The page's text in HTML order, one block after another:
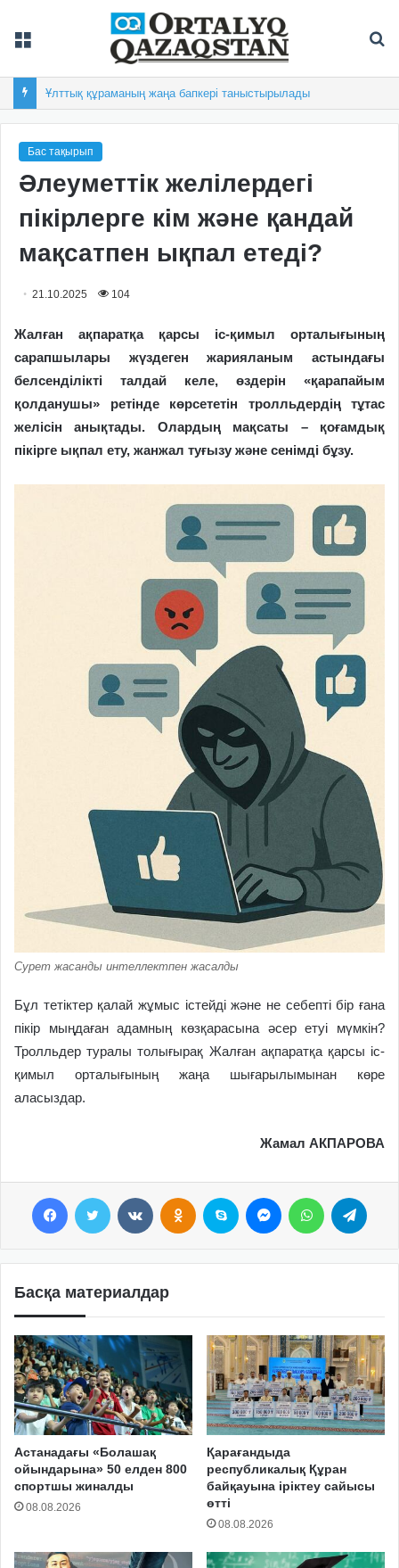
Ұлттық құраманың жаңа бапкері таныстырылады
Бас тақырып
Әлеуметтік желілердегі
пікірлерге кім және қандай
мақсатпен ықпал етеді?
21.10.2025 104
Жалған ақпаратқа қарсы іс-қимыл орталығының
сарапшылары жүздеген жарияланым астындағы
белсенділікті талдай келе, өздерін «қарапайым
қолданушы» ретінде көрсететін тролльдердің тұтас
желісін анықтады. Олардың мақсаты – қоғамдық
пікірге ықпал ету, жанжал туғызу және сенімді бұзу.
Сурет жасанды интеллектпен жасалды
Бұл тетіктер қалай жұмыс істейді және не себепті бір ғана
пікір мыңдаған адамның көзқарасына әсер етуі мүмкін?
Тролльдер туралы толығырақ Жалған ақпаратқа қарсы іс-
қимыл орталығының жаңа шығарылымынан көре
аласыздар.
Жамал АКПАРОВА
Басқа материалдар
Астанадағы «Болашақ
ойындарына» 50 елден 800
спортшы жиналды
08.08.2026
Қарағандыда
республикалық Құран
байқауына іріктеу сайысы
өтті
08.08.2026